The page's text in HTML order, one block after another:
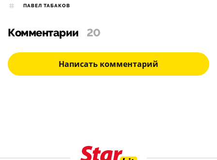
ПАВЕЛ ТАБАКОВ
Комментарии 20
Написать комментарий